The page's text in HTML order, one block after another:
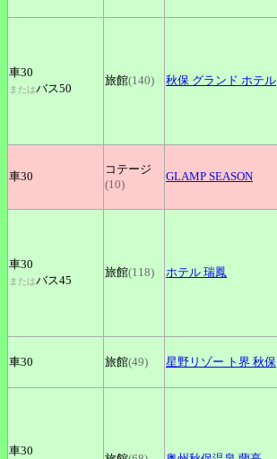
車30
またはバス50
旅館(140) 秋保 グランド ホテル
車30
コテージ
(10)
GLAMP SEASON
車30
またはバス45
旅館(118) ホテル 瑞鳳
車30 旅館(49) 星野リゾー ト界 秋保
車30